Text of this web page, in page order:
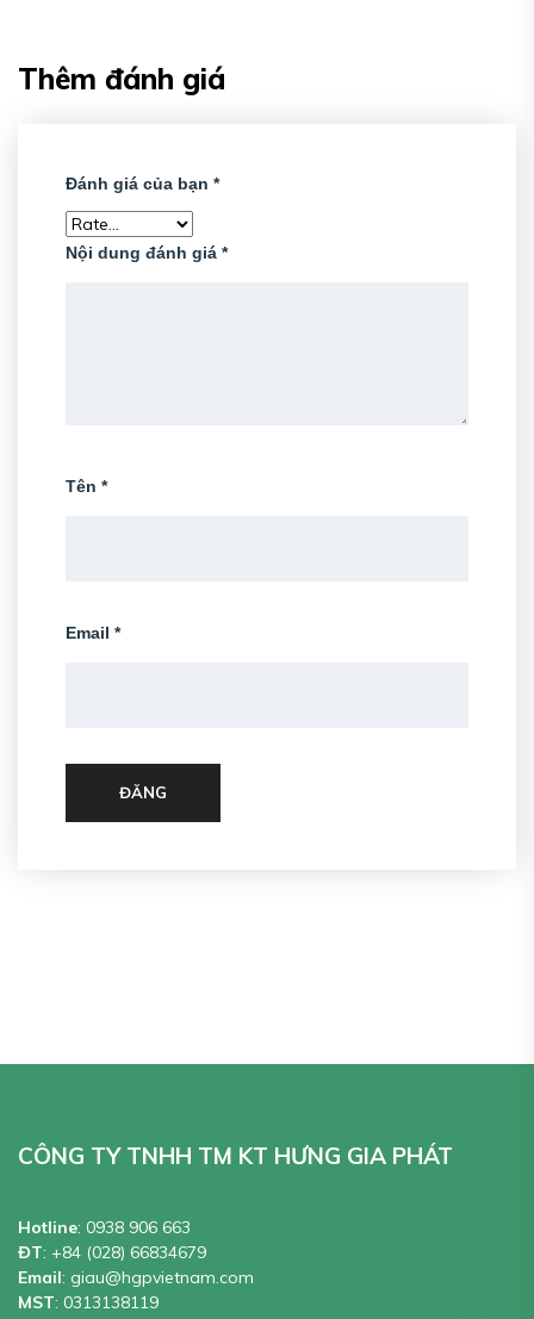
Thêm đánh giá
Đánh giá của bạn *
Nội dung đánh giá *
Tên *
Email *
ĐĂNG
CÔNG TY TNHH TM KT HƯNG GIA PHÁT
Hotline: 0938 906 663
ĐT: +84 (028) 66834679
Email: giau@hgpvietnam.com
MST: 0313138119